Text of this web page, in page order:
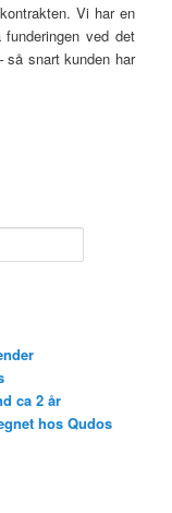
Vi har en
ved det
snart kunden har
ca 2 år
hos Qudos